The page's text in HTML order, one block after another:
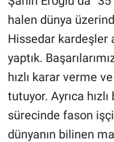
halen dünya
Hissedar kardeşler
yaptık.
hızlı karar verme
tutuyor. Ayrıca
sürecinde fason
dünyanın bilinen